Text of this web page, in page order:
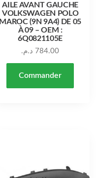
AILE AVANT GAUCHE
VOLKSWAGEN POLO
MAROC (9N 9A4) DE 05
À 09 – OEM :
6Q0821105E
784.00 د.م.
Commander